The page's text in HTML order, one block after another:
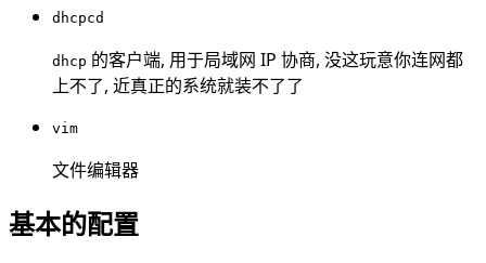
dhcpcd
dhcp 的客户端, 用于局域网 IP 协商, 没这玩意你连网都
上不了, 近真正的系统就装不了了
vim
文件编辑器
基本的配置